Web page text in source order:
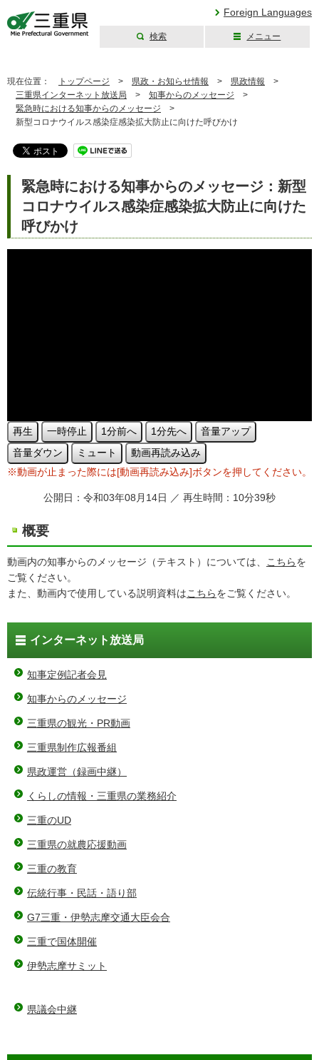
Foreign Languages
検索 メニュー
現在位置： トップページ > 県政・お知らせ情報 > 県政情報 >
三重県インターネット放送局 > 知事からのメッセージ >
緊急時における知事からのメッセージ >
新型コロナウイルス感染症感染拡大防止に向けた呼びかけ
緊急時における知事からのメッセージ：新型
コロナウイルス感染症感染拡大防止に向けた
呼びかけ
再生 一時停止 1分前へ 1分先へ
音量アップ
音量ダウン
ミュート
動画再読み込み
※動画が止まった際には[動画再読み込み]ボタンを押してください。
公開日：令和03年08月14日 ／ 再生時間：10分39秒
概要
動画内の知事からのメッセージ（テキスト）については、 こちらを
ご覧ください。
また、動画内で使用している説明資料はこちらをご覧ください。
インターネット放送局
知事定例記者会見
知事からのメッセージ
三重県の観光・PR動画
三重県制作広報番組
県政運営（録画中継）
くらしの情報・三重県の業務紹介
三重のUD
三重県の就農応援動画
三重の教育
伝統行事・民話・語り部
G7三重・伊勢志摩交通大臣会合
三重で国体開催
伊勢志摩サミット
県議会中継